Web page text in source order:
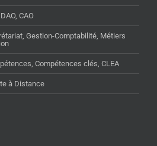
CAO
Gestion-Comptabilité, Métiers
Compétences clés, CLEA
à Distance